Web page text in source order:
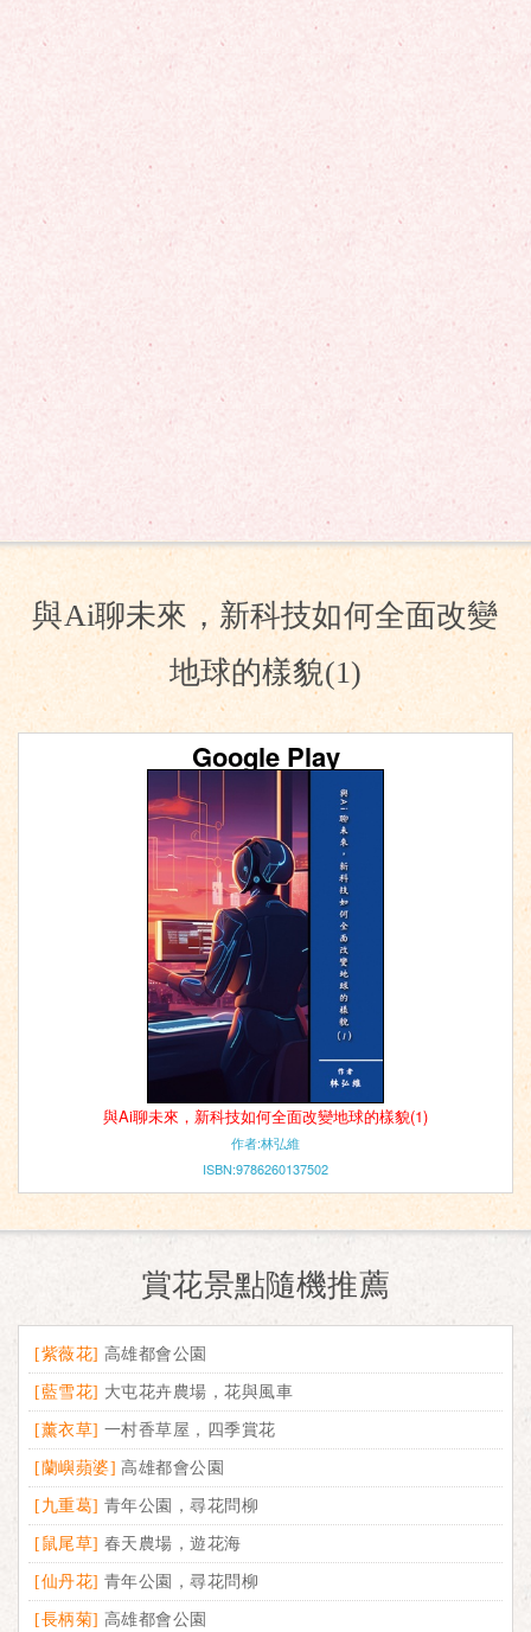
與Ai聊未來，新科技如何全面改變
地球的樣貌(1)
Google Play
與Ai聊未來，新科技如何全面改變地球的樣貌(1)
作者:林弘維
ISBN:9786260137502
賞花景點隨機推薦
[紫薇花] 高雄都會公園
[藍雪花] 大屯花卉農場，花與風車
[薰衣草] 一村香草屋，四季賞花
[蘭嶼蘋婆] 高雄都會公園
[九重葛] 青年公園，尋花問柳
[鼠尾草] 春天農場，遊花海
[仙丹花] 青年公園，尋花問柳
[長柄菊] 高雄都會公園